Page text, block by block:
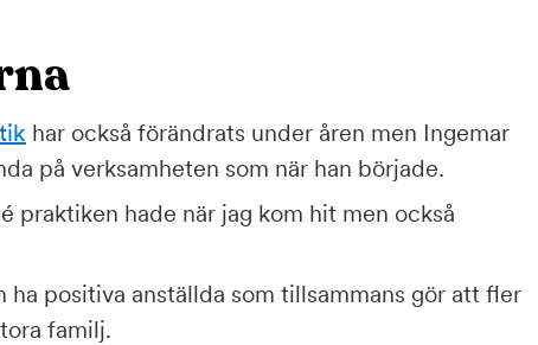
har också förändrats under åren men Ingemar
på verksamheten som när han började.
praktiken hade när jag kom hit men också
positiva anställda som tillsammans gör att fler
familj.